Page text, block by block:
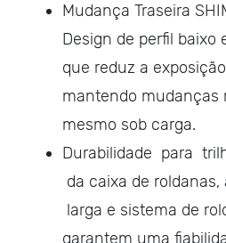
Mudança Traseira
Design de perfil
que reduz a
mantendo mudanças
mesmo sob carga.
Durabilidade para
da caixa de
larga e sistema de
garantem uma